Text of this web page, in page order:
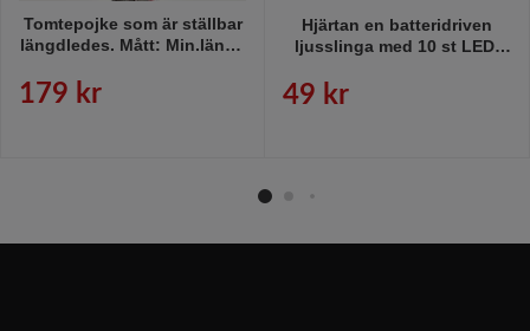
Tomtepojke som är ställbar
längdledes. Mått: Min.längd
179 kr
Hjärtan en batteridriven
ljusslinga med 10 st LED-
49 kr